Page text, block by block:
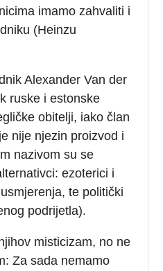
imamo zahvaliti i
(Heinzu
Alexander Van der
ruske i estonske
obitelji, iako član
nije njezin proizvod i
nazivom su se
ezoterici i
te politički
podrijetla).
misticizam, no ne
Za sada nemamo